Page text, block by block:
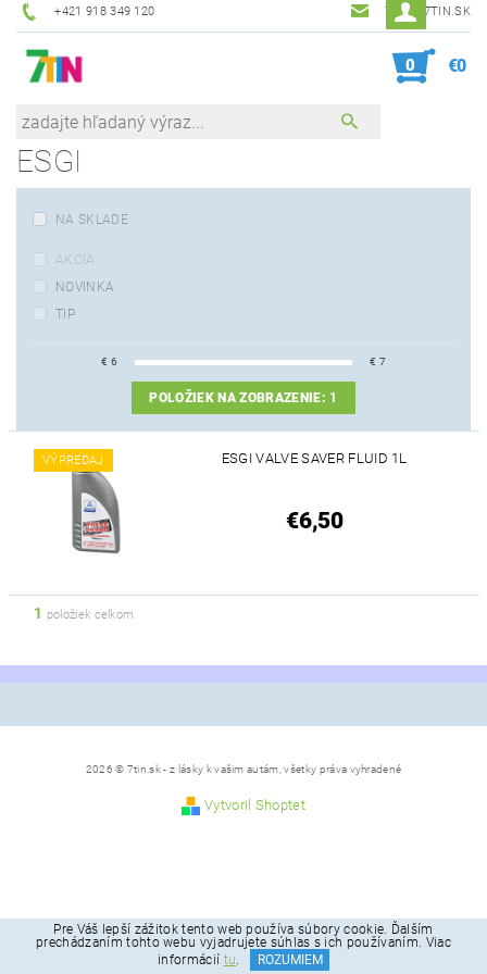
+421 918 349 120 7TIN@7TIN.SK
0 €0
ESGI
NA SKLADE
AKCIA
NOVINKA
TIP
€ 6 € 7
POLOŽIEK NA ZOBRAZENIE: 1
VÝPREDAJ ESGI VALVE SAVER FLUID 1L
€6,50
1 položiek celkom
2026 © 7tin.sk - z lásky k vašim autám, všetky práva vyhradené
Vytvoril Shoptet
Pre Váš lepší zážitok tento web používa súbory cookie. Ďalším
prechádzaním tohto webu vyjadrujete súhlas s ich používaním. Viac
informácií tu ROZUMIEM